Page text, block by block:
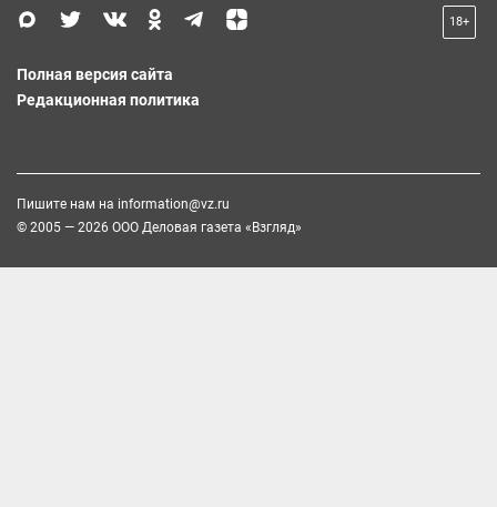
18+
Полная версия сайта
Редакционная политика
Пишите нам на information@vz.ru
© 2005 — 2026 ООО Деловая газета «Взгляд»